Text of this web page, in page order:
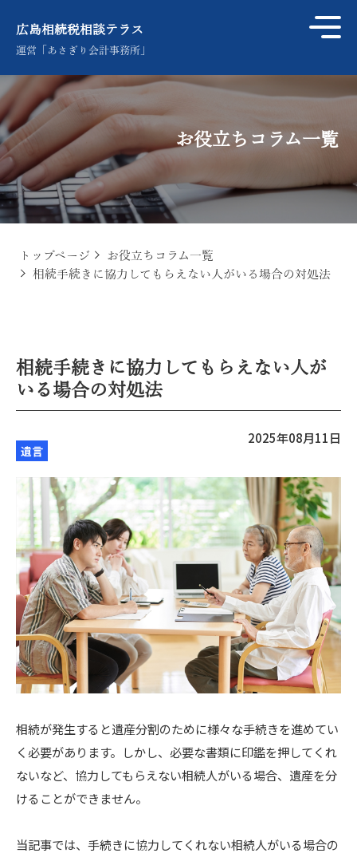
広島相続税相談テラス
運営「あさぎり会計事務所」
お役立ちコラム一覧
トップページ
お役立ちコラム一覧
相続手続きに協力してもらえない人がいる場合の対処法
相続手続きに協力してもらえない人が
いる場合の対処法
2025年08月11日
遺言
相続が発生すると遺産分割のために様々な手続きを進めてい
く必要があります。しかし、必要な書類に印鑑を押してくれ
ないなど、協力してもらえない相続人がいる場合、遺産を分
けることができません。
当記事では、手続きに協力してくれない相続人がいる場合の